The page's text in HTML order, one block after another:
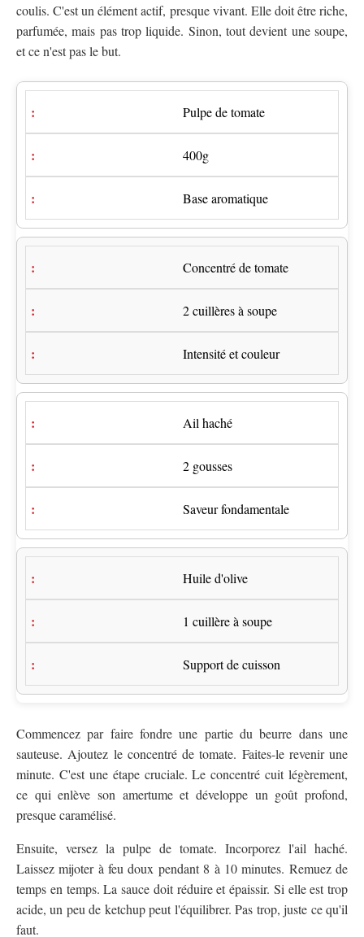
coulis. C'est un élément actif, presque vivant. Elle doit être riche,
parfumée, mais pas trop liquide. Sinon, tout devient une soupe,
et ce n'est pas le but.
Pulpe de tomate
400g
Base aromatique
Concentré de tomate
2 cuillères à soupe
Intensité et couleur
Ail haché
2 gousses
Saveur fondamentale
Huile d'olive
1 cuillère à soupe
Support de cuisson
Commencez par faire fondre une partie du beurre dans une
sauteuse. Ajoutez le concentré de tomate. Faites-le revenir une
minute. C'est une étape cruciale. Le concentré cuit légèrement,
ce qui enlève son amertume et développe un goût profond,
presque caramélisé.
Ensuite, versez la pulpe de tomate. Incorporez l'ail haché.
Laissez mijoter à feu doux pendant 8 à 10 minutes. Remuez de
temps en temps. La sauce doit réduire et épaissir. Si elle est trop
acide, un peu de ketchup peut l'équilibrer. Pas trop, juste ce qu'il
faut.